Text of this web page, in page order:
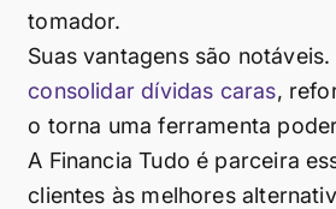
tomador.
Suas vantagens são
consolidar dívidas caras,
o torna uma ferramenta
A Financia Tudo é parceira
clientes às melhores